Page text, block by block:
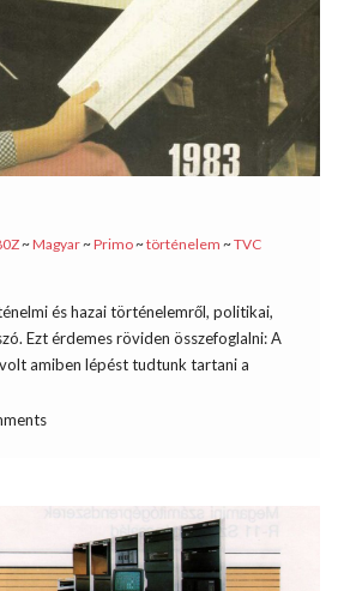
~Magyar~Primo~történelem ~TVC
és hazai történelemről, politikai,
Ezt érdemes röviden összefoglalni: A
amiben lépést tudtunk tartani a
tervgazdaság volt. Sajnos […]